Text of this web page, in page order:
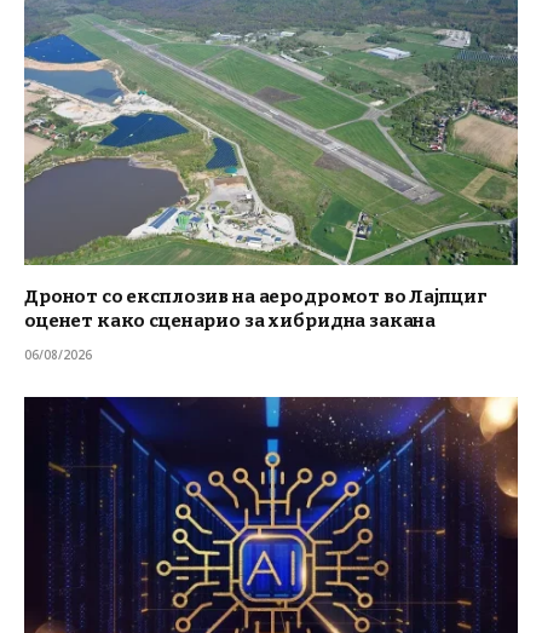
Дронот со експлозив на аеродромот во Лајпциг
оценет како сценарио за хибридна закана
06/08/2026